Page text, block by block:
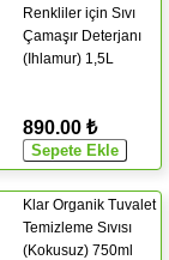
Renkliler için Sıvı
Çamaşır Deterjanı
(Ihlamur) 1,5L
890.00 ₺
Klar Organik Tuvalet
Temizleme Sıvısı
(Kokusuz) 750ml